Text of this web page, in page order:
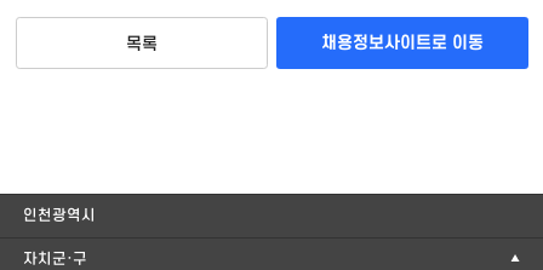
목록 채용정보사이트로 이동
인천광역시
자치군·구